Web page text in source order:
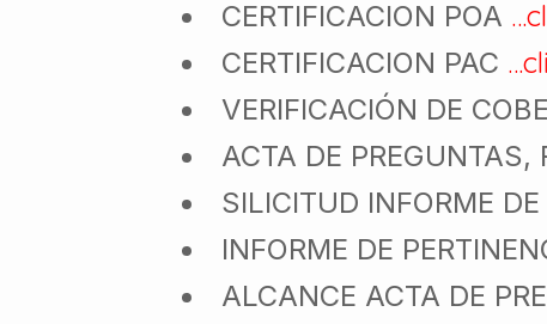
CERTIFICACION POA
CERTIFICACION PAC
VERIFICACIÓN DE
ACTA DE PREGUNTAS,
SILICITUD INFORME
INFORME DE
ALCANCE ACTA DE